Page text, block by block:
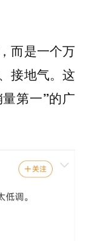
而是一个万
接地气。这
第一”的广